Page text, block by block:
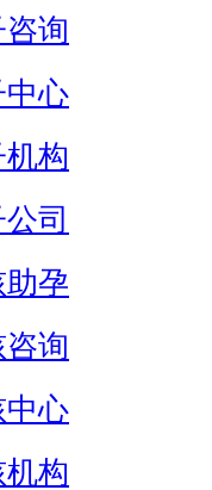
询
中心
构
司
助孕
询
中心
构